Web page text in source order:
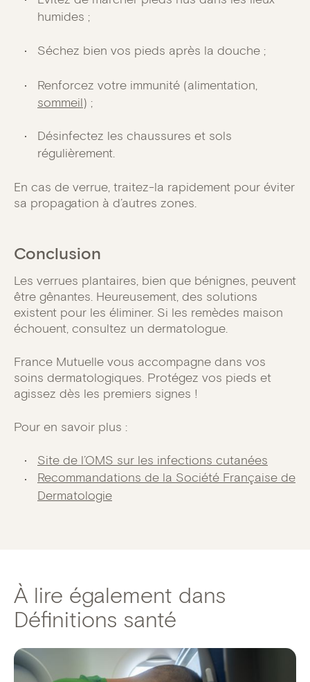
humides ;
Séchez bien vos pieds après la douche ;
Renforcez votre immunité (alimentation,
sommeil) ;
Désinfectez les chaussures et sols
régulièrement.
En cas de verrue, traitez-la rapidement pour éviter
sa propagation à d’autres zones.
Conclusion
Les verrues plantaires, bien que bénignes, peuvent
être gênantes. Heureusement, des solutions
existent pour les éliminer. Si les remèdes maison
échouent, consultez un dermatologue.
France Mutuelle vous accompagne dans vos
soins dermatologiques. Protégez vos pieds et
agissez dès les premiers signes !
Pour en savoir plus :
Site de l’OMS sur les infections cutanées
Recommandations de la Société Française de
Dermatologie
À lire également dans
Définitions santé